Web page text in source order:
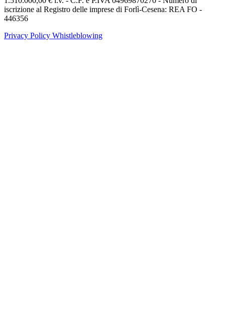
iscrizione al Registro delle imprese di Forlì-Cesena: REA FO -
446356
Privacy Policy Whistleblowing